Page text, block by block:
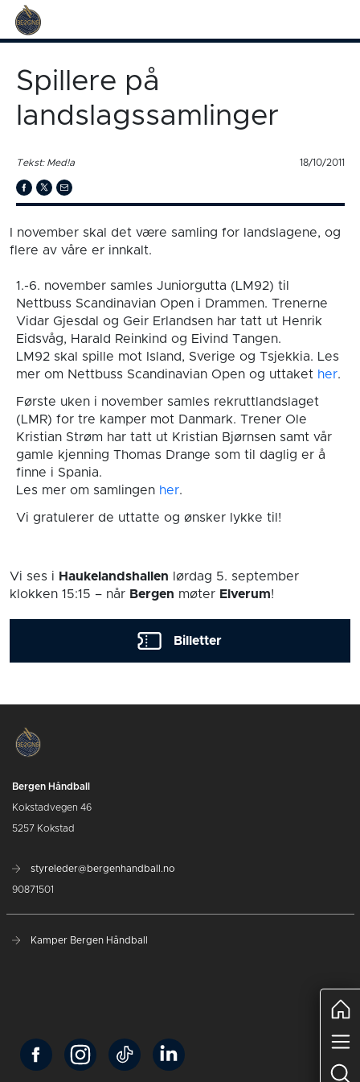
Spillere på
landslagssamlinger
Tekst: Med!a 18/10/2011
I november skal det være samling for landslagene , og
flere av våre er innkalt.
1.-6. november samles Juniorgutta (LM92) til
Nettbuss Scandinavian Open i Drammen. Trenerne
Vidar Gjesdal og Geir Erlandsen har tatt ut Henrik
Eidsvåg, Harald Reinkind og Eivind Tangen.
LM92 skal spille mot Island, Sverige og Tsjekkia. Les
mer om Nettbuss Scandinavian Open og uttaket her.
Første uken i november samles rekruttlandslaget
(LMR) for tre kamper mot Danmark. Trener Ole
Kristian Strøm har tatt ut Kristian Bjørnsen samt vår
gamle kjenning Thomas Drange som til daglig er å
finne i Spania.
Les mer om samlingen her.
Vi gratulerer de uttatte og ønsker lykke til!
Vi ses i Haukelandshallen lørdag 5. september
klokken 15:15 – når Bergen møter Elverum!
Billetter
Bergen Håndball
Kokstadvegen 46
5257 Kokstad
styreleder@bergenhandball.no
90871501
Kamper Bergen Håndball